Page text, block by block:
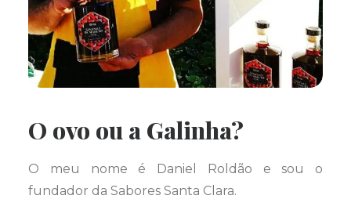
O ovo ou a Galinha?
O meu nome é Daniel Roldão e sou o
fundador da Sabores Santa Clara.